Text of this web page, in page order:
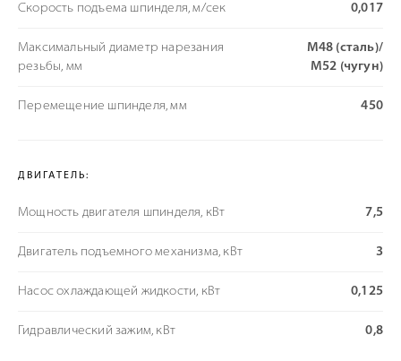
Скорость подъема шпинделя, м/сек 0,017
Максимальный диаметр нарезания
резьбы, мм
M48 (сталь)/
M52 (чугун)
Перемещение шпинделя, мм 450
ДВИГАТЕЛЬ:
Мощность двигателя шпинделя, кВт 7,5
Двигатель подъемного механизма, кВт 3
Насос охлаждающей жидкости, кВт 0,125
Гидравлический зажим, кВт 0,8